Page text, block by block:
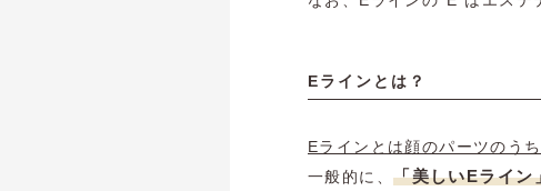
Eラインとは？
Eラインとは顔のパーツのう
一般的に、「美しいEライン